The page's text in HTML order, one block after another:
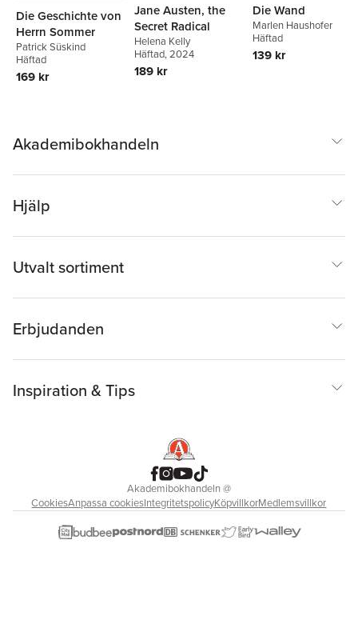
Die Geschichte von
Herrn Sommer
Patrick Süskind
Häftad
169 kr
Jane Austen, the
Secret Radical
Helena Kelly
Häftad, 2024
189 kr
Die Wand
Marlen Haushofer
Häftad
139 kr
Akademibokhandeln
Hjälp
Utvalt sortiment
Erbjudanden
Inspiration & Tips
Akademibokhandeln@
CookiesAnpassa cookiesIntegritetspolicyKöpvillkorMedlemsvillkor